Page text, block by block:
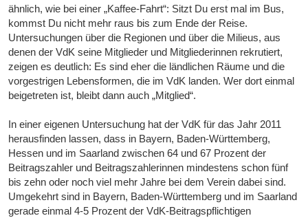
ähnlich, wie bei einer „Kaffee-Fahrt“: Sitzt Du erst mal im Bus,
kommst Du nicht mehr raus bis zum Ende der Reise.
Untersuchungen über die Regionen und über die Milieus, aus
denen der VdK seine Mitglieder und Mitgliederinnen rekrutiert,
zeigen es deutlich: Es sind eher die ländlichen Räume und die
vorgestrigen Lebensformen, die im VdK landen. Wer dort einmal
beigetreten ist, bleibt dann auch „Mitglied“.
In einer eigenen Untersuchung hat der VdK für das Jahr 2011
herausfinden lassen, dass in Bayern, Baden-Württemberg,
Hessen und im Saarland zwischen 64 und 67 Prozent der
Beitragszahler und Beitragszahlerinnen mindestens schon fünf
bis zehn oder noch viel mehr Jahre bei dem Verein dabei sind.
Umgekehrt sind in Bayern, Baden-Württemberg und im Saarland
gerade einmal 4-5 Prozent der VdK-Beitragspflichtigen